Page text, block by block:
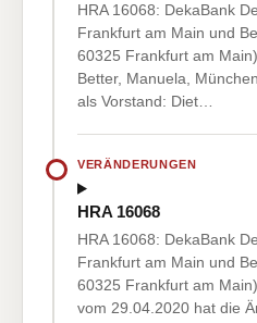
HRA 16068: DekaBank
Frankfurt am Main und
60325 Frankfurt am
Better, Manuela,
als Vorstand: Diet…
VERÄNDERUNGEN
HRA 16068
HRA 16068: DekaBank
Frankfurt am Main und
60325 Frankfurt am
vom 29.04.2020 hat die